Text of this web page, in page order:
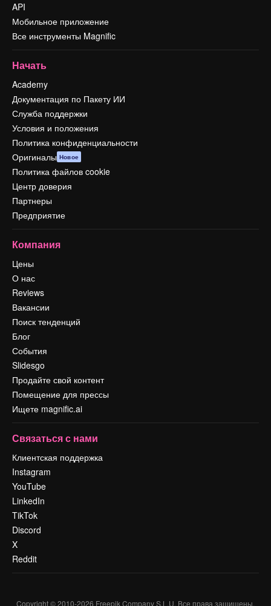
API
Мобильное приложение
Все инструменты Magnific
Начать
Academy
Документация по Пакету ИИ
Служба поддержки
Условия и положения
Политика конфиденциальности
Оригиналы Новое
Политика файлов cookie
Центр доверия
Партнеры
Предприятие
Компания
Цены
О нас
Reviews
Вакансии
Поиск тенденций
Блог
События
Slidesgo
Продайте свой контент
Помещение для прессы
Ищете magnific.ai
Связаться с нами
Клиентская поддержка
Instagram
YouTube
LinkedIn
TikTok
Discord
X
Reddit
Copyright © 2010-2026 Freepik Company S.L.U. Все права защищены.